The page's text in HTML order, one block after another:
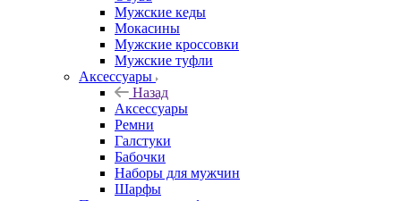
Мужские кеды
Мокасины
Мужские кроссовки
Мужские туфли
Аксессуары
Назад
Аксессуары
Ремни
Галстуки
Бабочки
Наборы для мужчин
Шарфы